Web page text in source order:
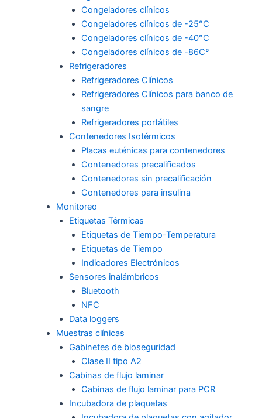
Congeladores clínicos
Congeladores clínicos de -25°C
Congeladores clínicos de -40°C
Congeladores clínicos de -86C°
Refrigeradores
Refrigeradores Clínicos
Refrigeradores Clínicos para banco de
sangre
Refrigeradores portátiles
Contenedores Isotérmicos
Placas euténicas para contenedores
Contenedores precalificados
Contenedores sin precalificación
Contenedores para insulina
Monitoreo
Etiquetas Térmicas
Etiquetas de Tiempo-Temperatura
Etiquetas de Tiempo
Indicadores Electrónicos
Sensores inalámbricos
Bluetooth
NFC
Data loggers
Muestras clínicas
Gabinetes de bioseguridad
Clase II tipo A2
Cabinas de flujo laminar
Cabinas de flujo laminar para PCR
Incubadora de plaquetas